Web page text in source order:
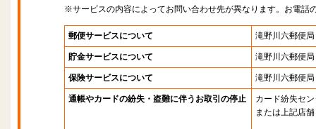
※サービスの内容によってお問い合わせ先が異なります。お電話
郵便サービスについて 滝野川六郵便局
貯金サービスについて 滝野川六郵便局
保険サービスについて 滝野川六郵便局
通帳やカードの紛失・盗難に伴うお取引の停止
カード紛失セ
または上記店舗